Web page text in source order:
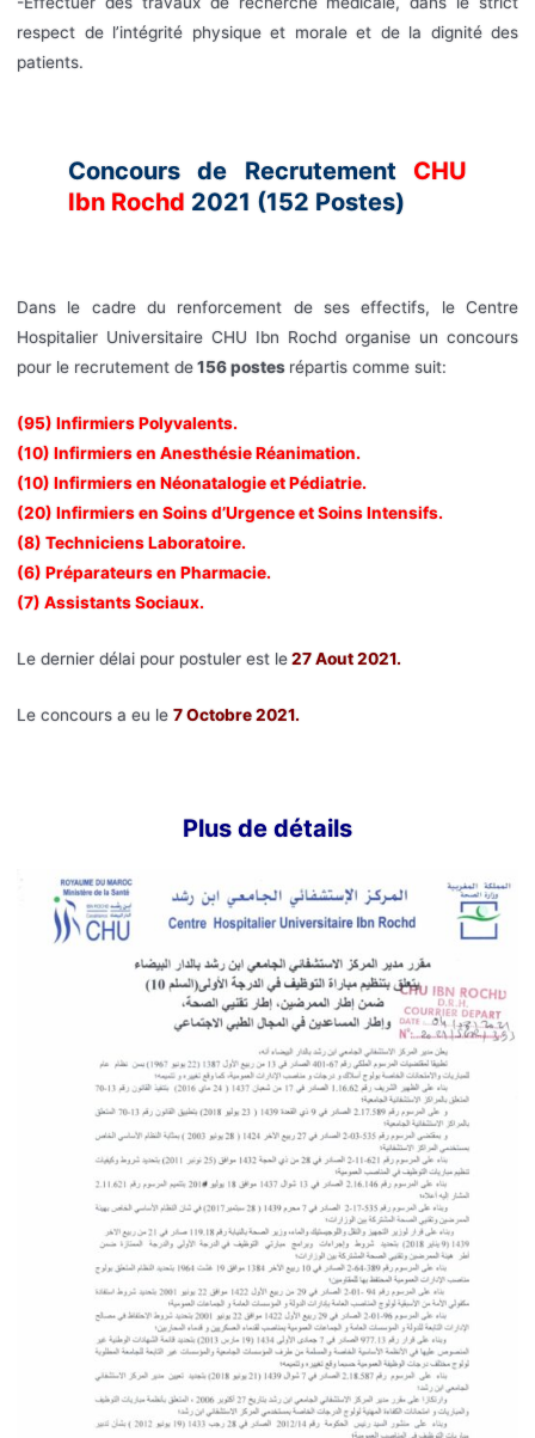
respect de l’intégrité physique et morale et de la dignité des
patients.
Concours de Recrutement
CHU
Ibn Rochd 2021 (152 Postes)
Dans le cadre du renforcement de ses effectifs, le Centre
Hospitalier Universitaire CHU Ibn Rochd organise un concours
pour le recrutement de156 postes répartis comme suit:
(95) Infirmiers Polyvalents.
(10) Infirmiers en Anesthésie Réanimation.
(10) Infirmiers en Néonatalogie et Pédiatrie.
(20) Infirmiers en Soins d’Urgence et Soins Intensifs.
(8) Techniciens Laboratoire.
(6) Préparateurs en Pharmacie.
(7) Assistants Sociaux.
Le dernier délai pour postuler est le27 Aout 2021.
Le concours a eu le 7 Octobre 2021.
Plus de détails